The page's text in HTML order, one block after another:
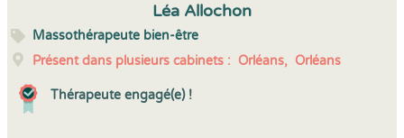
Léa Allochon
Massothérapeute bien-être
Présent dans plusieurs cabinets : Orléans, Orléans
Thérapeute engagé(e) !